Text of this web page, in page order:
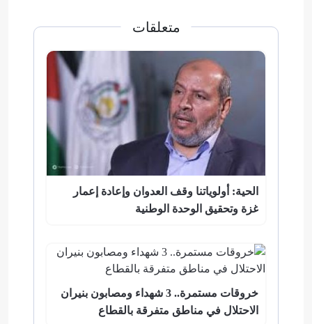
متعلقات
الحية: أولوياتنا وقف العدوان وإعادة إعمار
غزة وتحقيق الوحدة الوطنية
خروقات مستمرة.. 3 شهداء ومصابون بنيران
الاحتلال في مناطق متفرقة بالقطاع